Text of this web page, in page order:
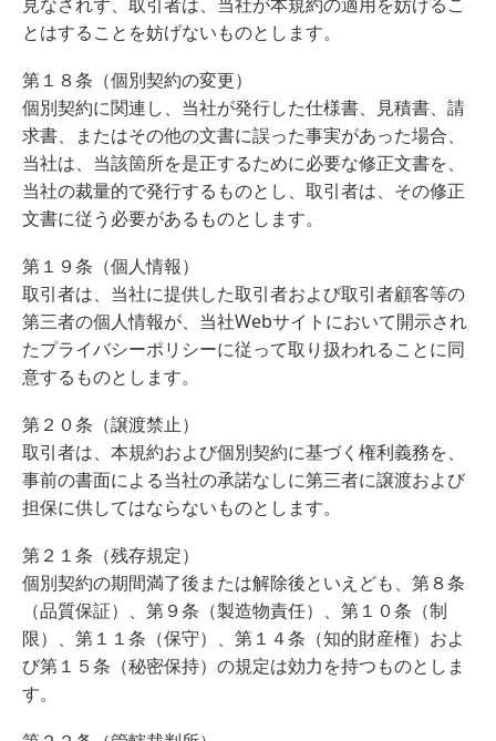
とはすることを妨げないものとします。
第１８条（個別契約の変更）
個別契約に関連し、当社が発行した仕様書、見積書、請
求書、またはその他の文書に誤った事実があった場合、
当社は、当該箇所を是正するために必要な修正文書を、
当社の裁量的で発行するものとし、取引者は、その修正
文書に従う必要があるものとします。
第１９条（個人情報）
取引者は、当社に提供した取引者および取引者顧客等の
第三者の個人情報が、当社Webサイトにおいて開示され
たプライバシーポリシーに従って取り扱われることに同
意するものとします。
第２０条（譲渡禁止）
取引者は、本規約および個別契約に基づく権利義務を、
事前の書面による当社の承諾なしに第三者に譲渡および
担保に供してはならないものとします。
第２１条（残存規定）
個別契約の期間満了後または解除後といえども、第８条
（品質保証）、第９条（製造物責任）、第１０条（制
限）、第１１条（保守）、第１４条（知的財産権）およ
び第１５条（秘密保持）の規定は効力を持つものとしま
す。